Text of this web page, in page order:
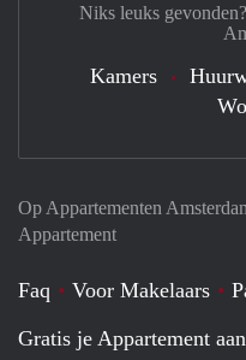
Op Appartementen
Appartement
Faq Voor Makelaars
Gratis je Appartement
Niks leuks
Kamers